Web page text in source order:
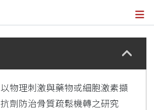
Details
以物理刺激與藥物或細胞激素擷
抗劑防治骨質疏鬆機轉之研究